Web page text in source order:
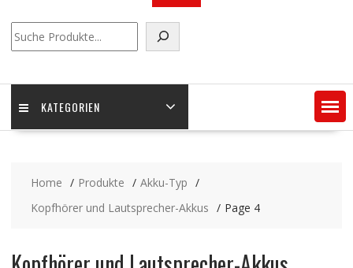
KATEGORIEN
Home Produkte
Akku-Typ
Kopfhörer und Lautsprecher-Akkus
Page 4